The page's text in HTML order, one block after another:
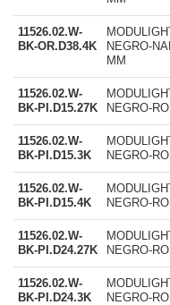
11526.02.W-
BK-OR.D38.4K
NEGRO-
MM
11526.02.W-
BK-PI.D15.27K
NEGRO-
11526.02.W-
BK-PI.D15.3K
NEGRO-
11526.02.W-
BK-PI.D15.4K
NEGRO-
11526.02.W-
BK-PI.D24.27K
NEGRO-
11526.02.W-
BK-PI.D24.3K
NEGRO-